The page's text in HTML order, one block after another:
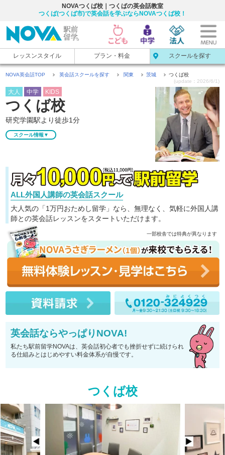
NOVAつくば校｜つくばの英会話教室
つくば(つくば市)で英会話を学ぶならNOVAつくば校！
レッスンスタイル プラン・料金 スクールを探す
NOVA英会話TOP 英会話スクールを探す 関東 茨城
つくば校
(update：2026/6/1)
つくば校
研究学園駅より徒歩1分
大人 中学 KIDS
スクール情報▼
ALL外国人講師の英会話スクール
大人気の「1万円おためし留学」なら、無理なく、気軽に外国人講
師との英会話レッスンをスタートいただけます。
一部校舎では特典が異なります
英会話ならやっぱりNOVA!
私たち駅前留学NOVAは、英会話初心者でも挫折せずに続けられ
る仕組みとはじめやすい料金体系が自慢です。
つくば校